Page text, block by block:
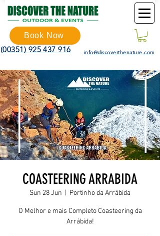
Book Now
(00351) 925 437 916 info@discoverthenature.com
COASTEERING ARRABIDA
Sun 28 Jun Portinho da Arrábida
O Melhor e mais Completo Coasteering da
Arrábida!